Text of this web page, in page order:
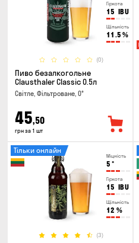
Гіркота
15 IBU
Щільність
11.5 %
(0)
Пиво безалкогольне
Clausthaler Classic 0.5л
Світле, Фільтроване, 0°
45,50
грн за 1 шт
Міцність
5 °
Гіркота
15 IBU
Щільність
12 %
(3)
Тільки онлайн